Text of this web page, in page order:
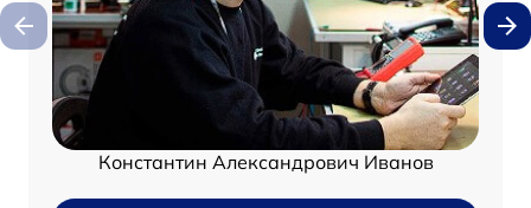
Константин Александрович Иванов